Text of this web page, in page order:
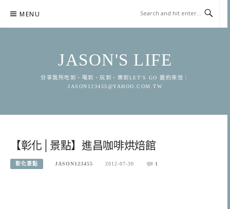
content
MENU
JASON'S LIFE
分享我所吃到、喝到、玩到、樂到LET'S GO 邀約來信：
JASON123455@YAHOO.COM.TW
【彰化│景點】進昌咖啡烘焙館
彰化景點 JASON123455 2012-07-30 1